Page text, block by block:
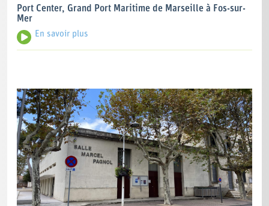
Port Center, Grand Port Maritime de Marseille à Fos-sur-
Mer
En savoir plus